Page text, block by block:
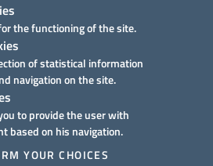
the functioning of the site.
of statistical information
navigation on the site.
to provide the user with
based on his navigation.
YOUR CHOICES